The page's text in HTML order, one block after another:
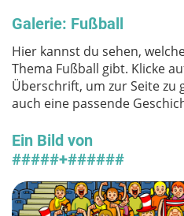
Galerie: Fußball
Hier kannst du sehen,
Thema Fußball gibt. Klicke
Überschrift, um zur Seite zu
auch eine passende
Ein Bild von
#####+######